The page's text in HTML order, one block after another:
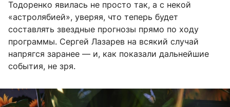
Тодоренко явилась не просто так, а с некой
«астролябией», уверяя, что теперь будет
составлять звездные прогнозы прямо по ходу
программы. Сергей Лазарев на всякий случай
напрягся заранее — и, как показали дальнейшие
события, не зря.